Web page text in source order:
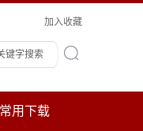
加入收藏
常用下载